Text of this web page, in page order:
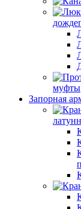
муфты
Запорная